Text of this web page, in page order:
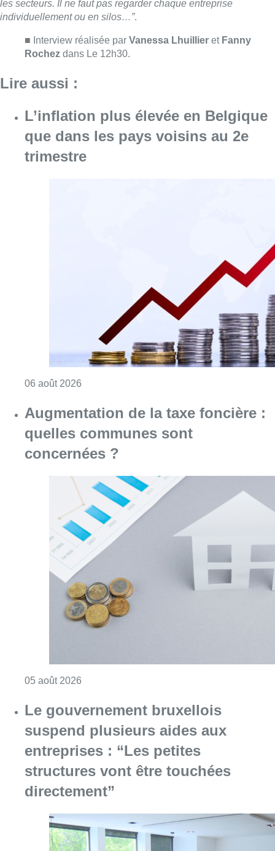
05 août 2026 Consulter l'article "Augmentation de la
Le gouvernement bruxellois
suspend plusieurs aides aux
entreprises : “Les petites
structures vont être touchées
directement”